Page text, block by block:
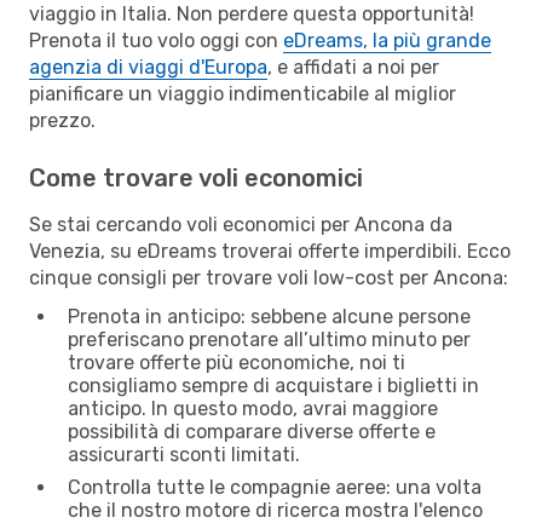
viaggio in Italia. Non perdere questa opportunità!
Prenota il tuo volo oggi con eDreams, la più grande
agenzia di viaggi d'Europa, e affidati a noi per
pianificare un viaggio indimenticabile al miglior
prezzo.
Come trovare voli economici
Se stai cercando voli economici per Ancona da
Venezia, su eDreams troverai offerte imperdibili. Ecco
cinque consigli per trovare voli low-cost per Ancona:
Prenota in anticipo: sebbene alcune persone
preferiscano prenotare all’ultimo minuto per
trovare offerte più economiche, noi ti
consigliamo sempre di acquistare i biglietti in
anticipo. In questo modo, avrai maggiore
possibilità di comparare diverse offerte e
assicurarti sconti limitati.
Controlla tutte le compagnie aeree: una volta
che il nostro motore di ricerca mostra l'elenco